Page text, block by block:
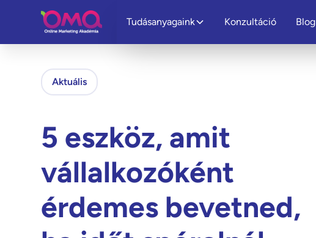
Tudásanyagaink Konzultáció Blog
Aktuális
5 eszköz, amit
vállalkozóként
érdemes bevetned,